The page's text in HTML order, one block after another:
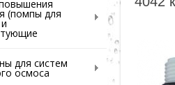
(помпы для
для систем
осмоса